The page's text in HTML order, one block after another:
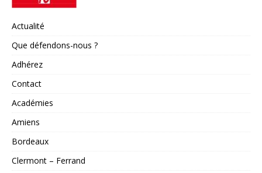
Actualité
Que défendons-nous ?
Adhérez
Contact
Académies
Amiens
Bordeaux
Clermont – Ferrand